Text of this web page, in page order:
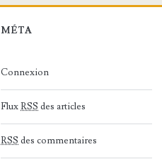
MÉTA
Connexion
FluxRSS des articles
RSS des commentaires